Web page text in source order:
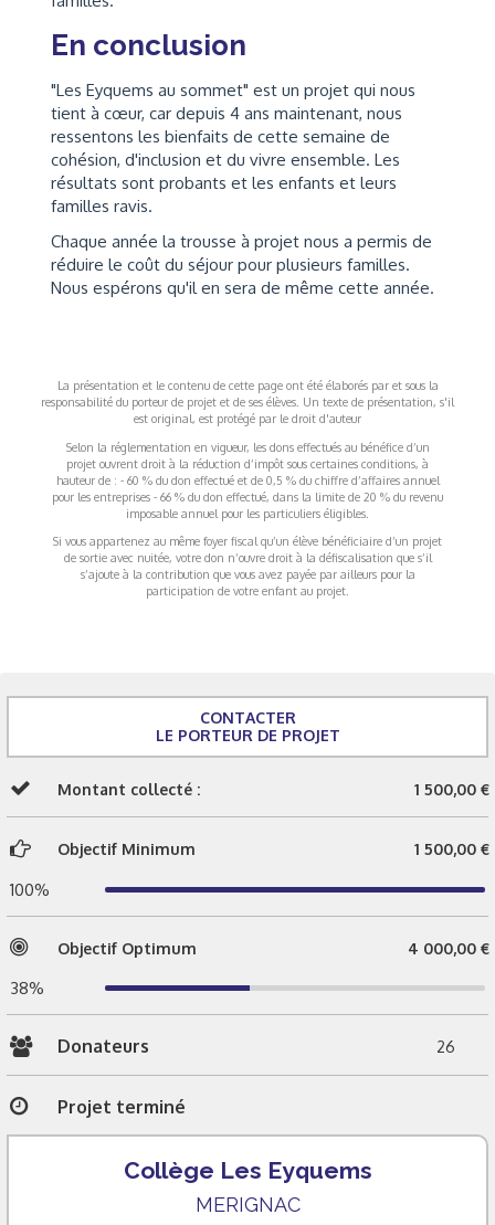
En conclusion
"Les Eyquems au sommet" est un projet qui nous
tient à cœur, car depuis 4 ans maintenant, nous
ressentons les bienfaits de cette semaine de
cohésion, d'inclusion et du vivre ensemble. Les
résultats sont probants et les enfants et leurs
familles ravis.
Chaque année la trousse à projet nous a permis de
réduire le coût du séjour pour plusieurs familles.
Nous espérons qu'il en sera de même cette année.
La présentation et le contenu de cette page ont été élaborés par et sous la
responsabilité du porteur de projet et de ses élèves. Un texte de présentation, s'il
est original, est protégé par le droit d'auteur
Selon la réglementation en vigueur, les dons effectués au bénéfice d’un
projet ouvrent droit à la réduction d’impôt sous certaines conditions, à
hauteur de : - 60 % du don effectué et de 0,5 % du chiffre d’affaires annuel
pour les entreprises - 66 % du don effectué, dans la limite de 20 % du revenu
imposable annuel pour les particuliers éligibles.
Si vous appartenez au même foyer fiscal qu’un élève bénéficiaire d’un projet
de sortie avec nuitée, votre don n’ouvre droit à la défiscalisation que s’il
s’ajoute à la contribution que vous avez payée par ailleurs pour la
participation de votre enfant au projet.
CONTACTER
LE PORTEUR DE PROJET
Montant collecté : 1 500,00 €
Objectif Minimum 1 500,00 €
100%
Objectif Optimum 4 000,00 €
38%
Donateurs 26
Projet terminé
Collège Les Eyquems
MERIGNAC